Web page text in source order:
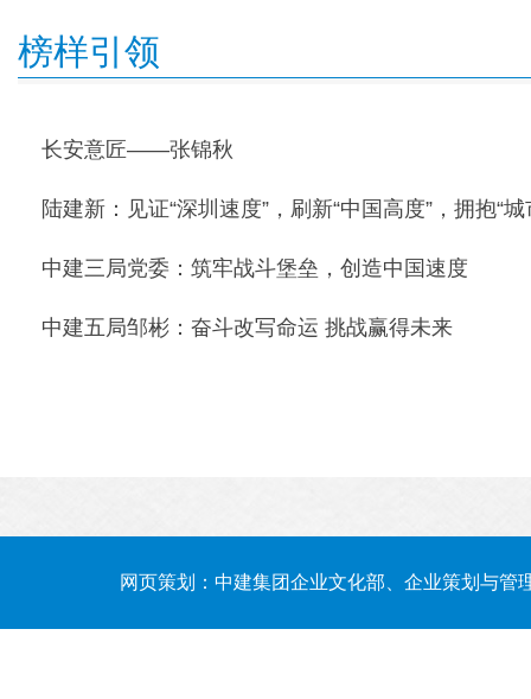
榜样引领
长安意匠——张锦秋
陆建新：见证“深圳速度”，刷新“中国高度”，拥抱“城
中建三局党委：筑牢战斗堡垒，创造中国速度
中建五局邹彬：奋斗改写命运 挑战赢得未来
网页策划：中建集团企业文化部、企业策